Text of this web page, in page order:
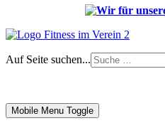
Auf Seite suchen...
Mobile Menu Toggle